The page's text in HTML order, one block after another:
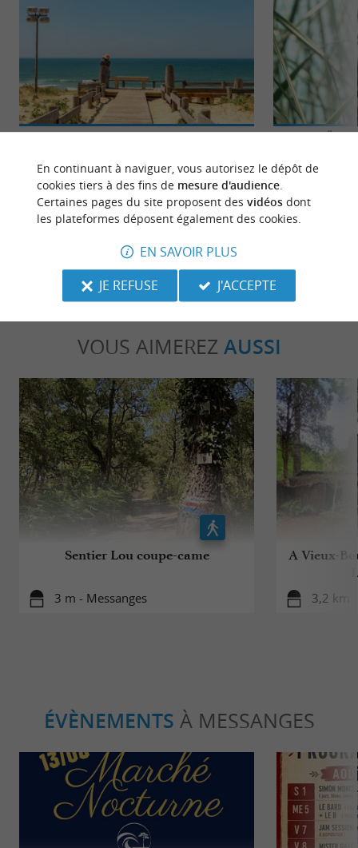
charmante commune de Landes qui mêle nature,
plage et activités ...
769 m - Messanges
de Moïsan est un
cœur de ...
1,1 km -
VOUS AIMEREZ AUSSI
Sentier Lou coupe-came
3 m - Messanges
A Vieux-
3,2 km
ÉVÈNEMENTS À MESSANGES
En continuant à naviguer, vous autorisez le dépôt de
cookies tiers à des fins de mesure d'audience.
Certaines pages du site proposent des vidéosdont
les plateformes déposent également des cookies.
EN SAVOIR PLUS
JE REFUSE
J'ACCEPTE